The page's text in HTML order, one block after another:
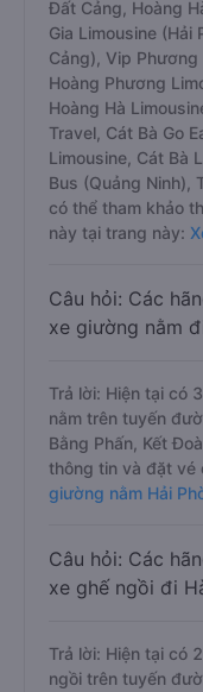
Đất Cảng, Hoàng
Gia Limousine (Hải
Cảng), Vip Phương
Hoàng Phương
Hoàng Hà
Travel, Cát Bà Go
Limousine, Cát Bà
Bus (Quảng Ninh),
có thể tham khảo
này tại trang này:
Câu hỏi: Các
xe giường nằm
Trả lời: Hiện tại có
nằm trên tuyến
Bằng Phấn, Kết
thông tin và đặt vé
giường nằm Hải
Câu hỏi: Các
xe ghế ngồi đi
Trả lời: Hiện tại có
ngồi trên tuyến